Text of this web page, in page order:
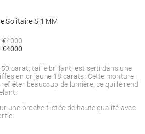
carat, taille brillant, est serti dans une
en or jaune 18 carats. Cette monture
beaucoup de lumière, ce qui le rend
une broche filetée de haute qualité avec
Solitaire 5,1 MM
€4000
€4000